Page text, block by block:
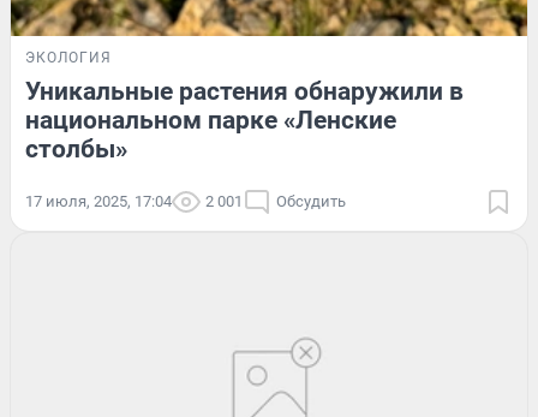
ЭКОЛОГИЯ
Уникальные растения обнаружили в
национальном парке «Ленские
столбы»
17 июля, 2025, 17:04 2 001 Обсудить